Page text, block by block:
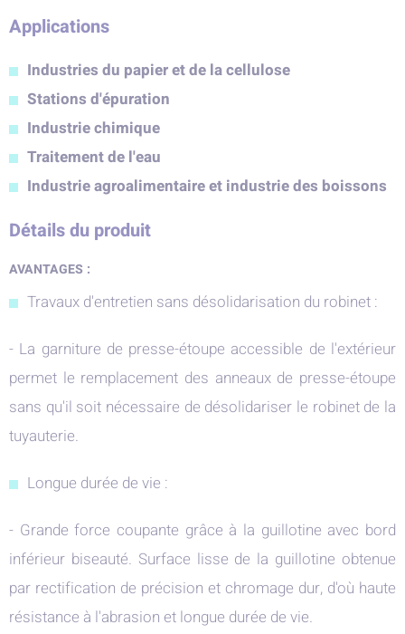
Applications
Industries du papier et de la cellulose
Stations d'épuration
Industrie chimique
Traitement de l'eau
Industrie agroalimentaire et industrie des boissons
Détails du produit
AVANTAGES :
Travaux d'entretien sans désolidarisation du robinet :
- La garniture de presse-étoupe accessible de l'extérieur
permet le remplacement des anneaux de presse-étoupe
sans qu'il soit nécessaire de désolidariser le robinet de la
tuyauterie.
Longue durée de vie :
- Grande force coupante grâce à la guillotine avec bord
inférieur biseauté. Surface lisse de la guillotine obtenue
par rectification de précision et chromage dur, d'où haute
résistance à l'abrasion et longue durée de vie.